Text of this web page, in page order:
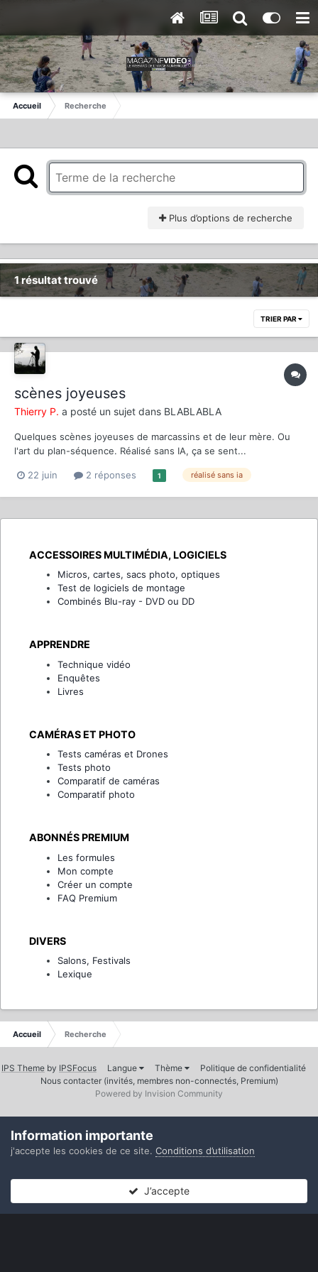
Accueil Recherche
Plus d’options de recherche
1 résultat trouvé
TRIER PAR
scènes joyeuses
Thierry P. a posté un sujet dans BLABLABLA
Quelques scènes joyeuses de marcassins et de leur mère. Ou
l'art du plan-séquence. Réalisé sans IA, ça se sent...
22 juin 2 réponses 1 réalisé sans ia
ACCESSOIRES MULTIMÉDIA, LOGICIELS
Micros, cartes, sacs photo, optiques
Test de logiciels de montage
Combinés Blu-ray - DVD ou DD
APPRENDRE
Technique vidéo
Enquêtes
Livres
CAMÉRAS ET PHOTO
Tests caméras et Drones
Tests photo
Comparatif de caméras
Comparatif photo
ABONNÉS PREMIUM
Les formules
Mon compte
Créer un compte
FAQ Premium
DIVERS
Salons, Festivals
Lexique
Accueil Recherche
IPS Theme by IPSFocus Langue Thème
Politique de confidentialité
Nous contacter (invités, membres non-connectés, Premium)
Powered by Invision Community
Information importante
j'accepte les cookies de ce site. Conditions d’utilisation
J’accepte